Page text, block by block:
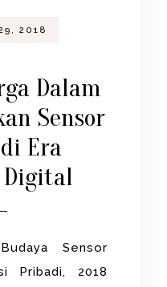
2018
Dalam
Sensor
Era
Digital
Sensor
Pribadi, 2018